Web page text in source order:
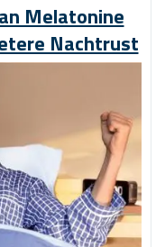
Melatonine
Nachtrust